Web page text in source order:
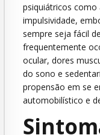
psiquiátricos como
impulsividade,
sempre seja fácil
frequentemente
ocular, dores
do sono e
propensão em se
automobilístico e